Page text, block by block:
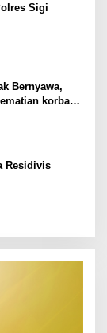
Sigi
Bernyawa,
korban
Residivis